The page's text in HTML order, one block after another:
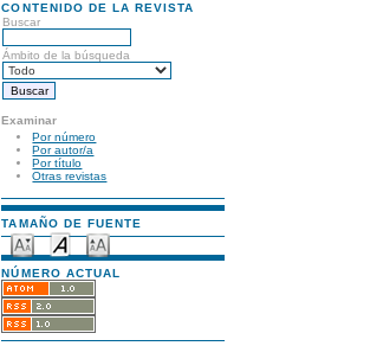
CONTENIDO DE LA REVISTA
Buscar
Ámbito de la búsqueda
Examinar
Por número
Por autor/a
Por título
Otras revistas
TAMAÑO DE FUENTE
NÚMERO ACTUAL